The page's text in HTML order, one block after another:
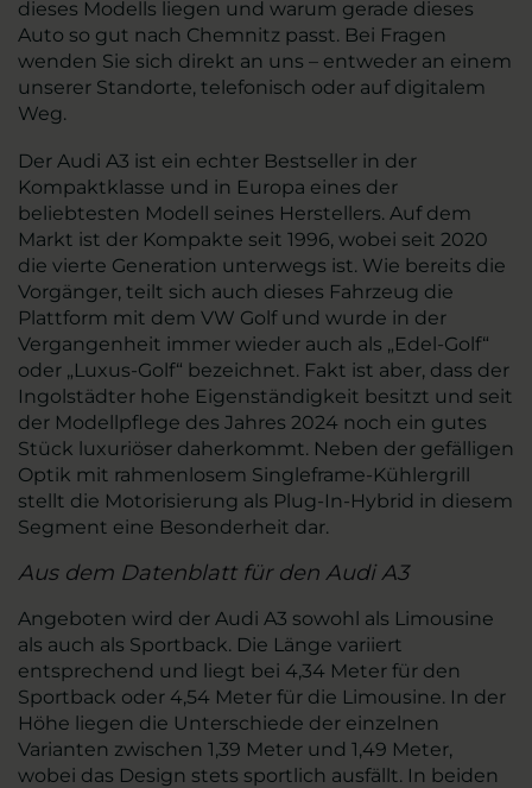
dieses Modells liegen und warum gerade dieses
Auto so gut nach Chemnitz passt. Bei Fragen
wenden Sie sich direkt an uns – entweder an einem
unserer Standorte, telefonisch oder auf digitalem
Weg.
Der Audi A3 ist ein echter Bestseller in der
Kompaktklasse und in Europa eines der
beliebtesten Modell seines Herstellers. Auf dem
Markt ist der Kompakte seit 1996, wobei seit 2020
die vierte Generation unterwegs ist. Wie bereits die
Vorgänger, teilt sich auch dieses Fahrzeug die
Plattform mit dem VW Golf und wurde in der
Vergangenheit immer wieder auch als „Edel-Golf“
oder „Luxus-Golf“ bezeichnet. Fakt ist aber, dass der
Ingolstädter hohe Eigenständigkeit besitzt und seit
der Modellpflege des Jahres 2024 noch ein gutes
Stück luxuriöser daherkommt. Neben der gefälligen
Optik mit rahmenlosem Singleframe-Kühlergrill
stellt die Motorisierung als Plug-In-Hybrid in diesem
Segment eine Besonderheit dar.
Aus dem Datenblatt für den Audi A3
Angeboten wird der Audi A3 sowohl als Limousine
als auch als Sportback. Die Länge variiert
entsprechend und liegt bei 4,34 Meter für den
Sportback oder 4,54 Meter für die Limousine. In der
Höhe liegen die Unterschiede der einzelnen
Varianten zwischen 1,39 Meter und 1,49 Meter,
wobei das Design stets sportlich ausfällt. In beiden